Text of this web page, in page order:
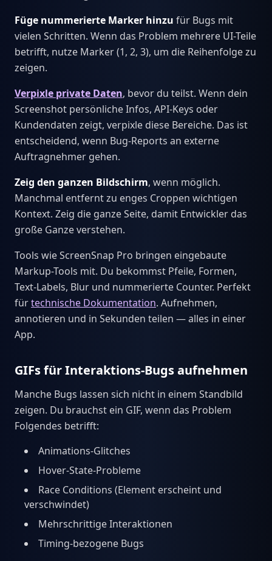
Füge nummerierte Marker hinzu für Bugs mit
vielen Schritten. Wenn das Problem mehrere UI-Teile
betrifft, nutze Marker (1, 2, 3), um die Reihenfolge zu
zeigen.
Verpixle private Daten, bevor du teilst. Wenn dein
Screenshot persönliche Infos, API-Keys oder
Kundendaten zeigt, verpixle diese Bereiche. Das ist
entscheidend, wenn Bug-Reports an externe
Auftragnehmer gehen.
Zeig den ganzen Bildschirm, wenn möglich.
Manchmal entfernt zu enges Croppen wichtigen
Kontext. Zeig die ganze Seite, damit Entwickler das
große Ganze verstehen.
Tools wie ScreenSnap Pro bringen eingebaute
Markup-Tools mit. Du bekommst Pfeile, Formen,
Text-Labels, Blur und nummerierte Counter. Perfekt
fürtechnische Dokumentation. Aufnehmen,
annotieren und in Sekunden teilen — alles in einer
App.
GIFs für Interaktions-Bugs aufnehmen
Manche Bugs lassen sich nicht in einem Standbild
zeigen. Du brauchst ein GIF, wenn das Problem
Folgendes betrifft:
Animations-Glitches
Hover-State-Probleme
Race Conditions (Element erscheint und
verschwindet)
Mehrschrittige Interaktionen
Timing-bezogene Bugs